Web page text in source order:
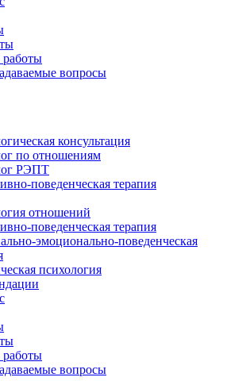
вопросы
консультация
по отношениям
РЭПТ
поведенческая терапия
отношений
поведенческая терапия
эмоционально-поведенческая
психология
вопросы